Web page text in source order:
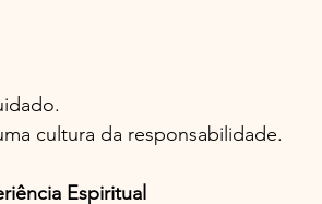
cultura da responsabilidade.
Espiritual